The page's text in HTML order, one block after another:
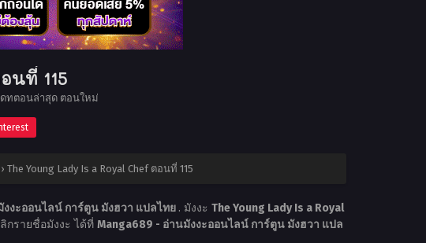
นที่ 115
ทตอนล่าสุด ตอนใหม่
› The Young Lady Is a Royal Chef ตอนที่ 115
งะออนไลน์ การ์ตูน มังฮวา แปลไทย . มังงะ The Young Lady Is a Royal
กรายชื่อมังงะ ได้ที่ Manga689 - อ่านมังงะออนไลน์ การ์ตูน มังฮวา แปล